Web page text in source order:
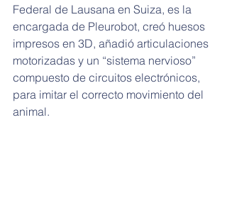
Federal de Lausana en Suiza, es la
encargada de Pleurobot, creó huesos
impresos en 3D, añadió articulaciones
motorizadas y un “sistema nervioso”
compuesto de circuitos electrónicos,
para imitar el correcto movimiento del
animal.